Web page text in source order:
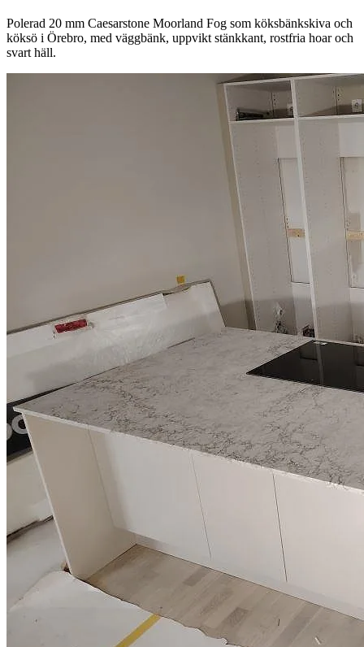
Polerad 20 mm Caesarstone Moorland Fog som köksbänkskiva och
köksö i Örebro, med väggbänk, uppvikt stänkkant, rostfria hoar och
svart häll.